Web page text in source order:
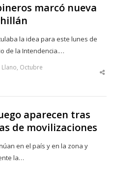
marcó nueva
la idea para este lunes de
de la Intendencia.…
Octubre
aparecen tras
de movilizaciones
en el país y en la zona y
la…